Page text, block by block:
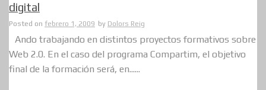
digital
Posted on febrero 1, 2009 by Dolors Reig
Ando trabajando en distintos proyectos formativos sobre
Web 2.0. En el caso del programa Compartim, el objetivo
final de la formación será, en......